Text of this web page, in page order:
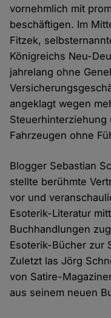
vornehmlich mit
beschäftigen. Im
Fitzek,
Königreichs Neu-
jahrelang ohne
angeklagt wegen
Steuerhinterziehung
Fahrzeugen ohne
Blogger Sebastian
stellte berühmte
vor und
Esoterik-Literatur
Buchhandlungen
Esoterik-Bücher zur
Zuletzt las Jörg
von Satire-
aus seinem neuen